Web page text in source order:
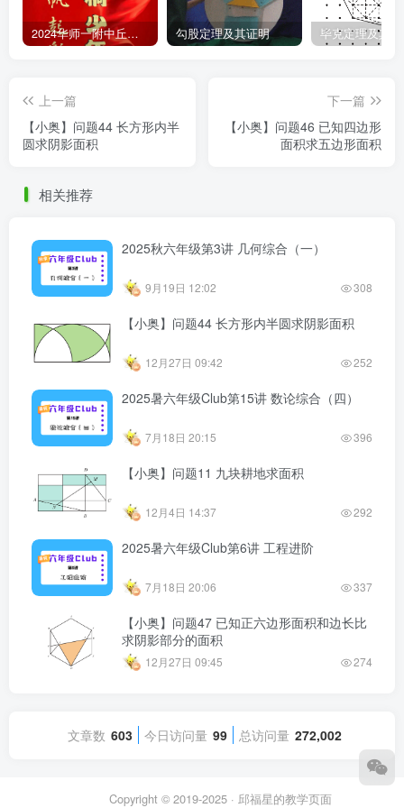
2024华师一附中丘班游园考试真题 勾股定理及其证明 毕克定理及其
上一篇
【小奥】问题44 长方形内半
圆求阴影面积
下一篇
【小奥】问题46 已知四边形
面积求五边形面积
相关推荐
2025秋六年级第3讲 几何综合（一）
9月19日 12:02 308
【小奥】问题44 长方形内半圆求阴影面积
12月27日 09:42 252
2025暑六年级Club第15讲 数论综合（四）
7月18日 20:15 396
【小奥】问题11 九块耕地求面积
12月4日 14:37 292
2025暑六年级Club第6讲 工程进阶
7月18日 20:06 337
【小奥】问题47 已知正六边形面积和边长比
求阴影部分的面积
12月27日 09:45 274
文章数 603 今日访问量 99 总访问量 272,002
Copyright © 2019-2025 · 邱福星的教学页面